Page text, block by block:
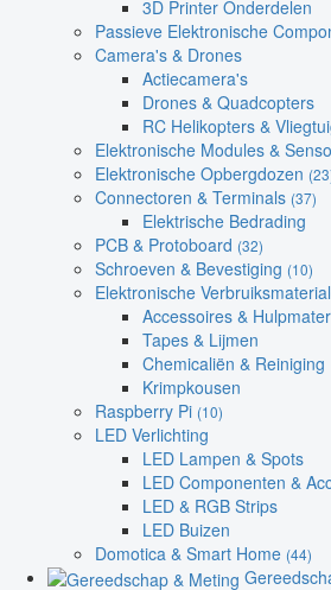
3D Printer Onderdelen
Passieve Elektronische
Camera's & Drones
Actiecamera's
Drones & Quadcopters
RC Helikopters &
Elektronische Modules &
Elektronische Opbergdozen
Connectoren & Terminals (37)
Elektrische Bedrading
PCB & Protoboard (32)
Schroeven & Bevestiging (10)
Elektronische
Accessoires &
Tapes & Lijmen
Chemicaliën & Reiniging
Krimpkousen
Raspberry Pi (10)
LED Verlichting
LED Lampen & Spots
LED Componenten &
LED & RGB Strips
LED Buizen
Domotica & Smart Home (44)